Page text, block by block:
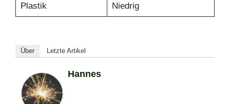
Plastik Niedrig
Über Letzte Artikel
Hannes